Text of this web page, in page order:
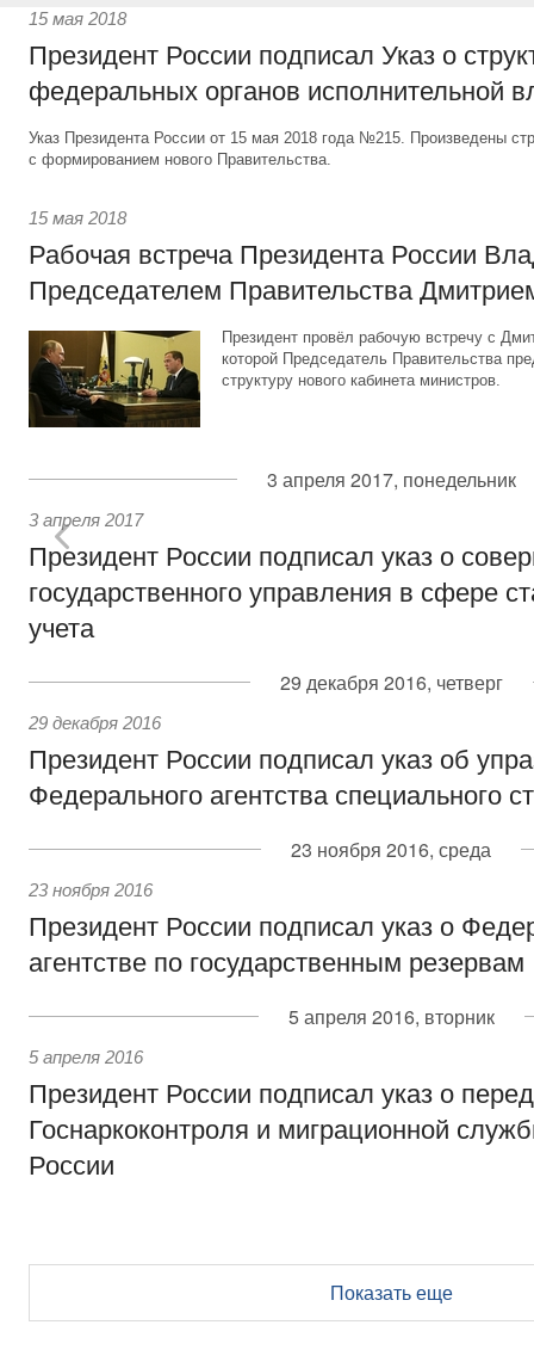
15 мая 2018
Президент России подписал Указ о
федеральных органов исполнительной
Указ Президента России от 15 мая 2018 года №215. Произведены
с формированием нового Правительства.
15 мая 2018
Рабочая встреча Президента России
Председателем Правительства
Президент провёл рабочую встречу с
которой Председатель Правительства
структуру нового кабинета министров.
3 апреля 2017, понедельник
3 апреля 2017
Президент России подписал указ о
государственного управления в сфере
учета
29 декабря 2016, четверг
29 декабря 2016
Президент России подписал указ об
Федерального агентства специального
23 ноября 2016, среда
23 ноября 2016
Президент России подписал указ о
агентстве по государственным резервам
5 апреля 2016, вторник
5 апреля 2016
Президент России подписал указ о
Госнаркоконтроля и миграционной
России
Показать еще